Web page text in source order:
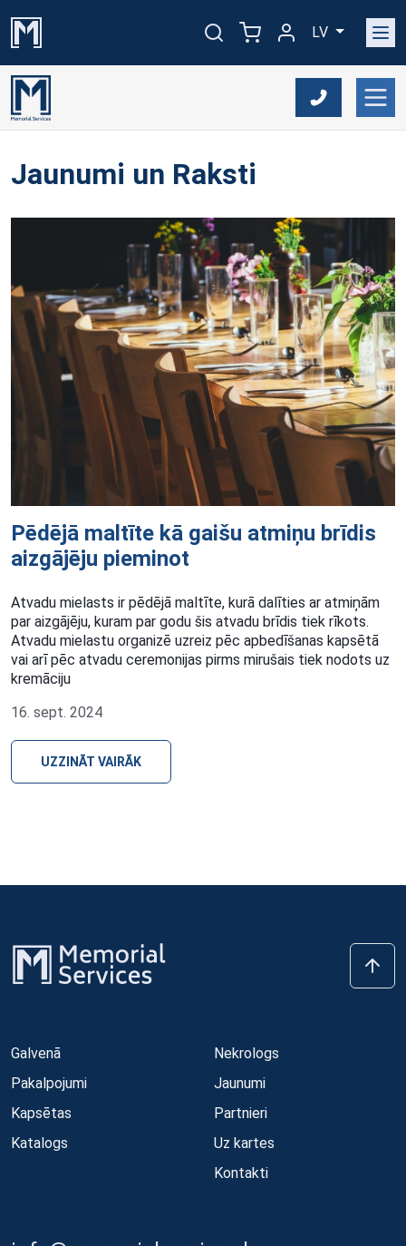
LV
Jaunumi un Raksti
Pēdējā maltīte kā gaišu atmiņu brīdis
aizgājēju pieminot
Atvadu mielasts ir pēdējā maltīte, kurā dalīties ar atmiņām
par aizgājēju, kuram par godu šis atvadu brīdis tiek rīkots.
Atvadu mielastu organizē uzreiz pēc apbedīšanas kapsētā
vai arī pēc atvadu ceremonijas pirms mirušais tiek nodots uz
kremāciju
16. sept. 2024
UZZINĀT VAIRĀK
Galvenā
Pakalpojumi
Kapsētas
Katalogs
Nekrologs
Jaunumi
Partnieri
Uz kartes
Kontakti